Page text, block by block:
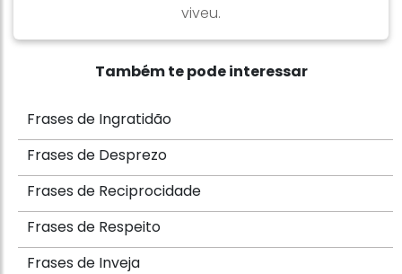
viveu.
Também te pode interessar
Frases de Ingratidão
Frases de Desprezo
Frases de Reciprocidade
Frases de Respeito
Frases de Inveja